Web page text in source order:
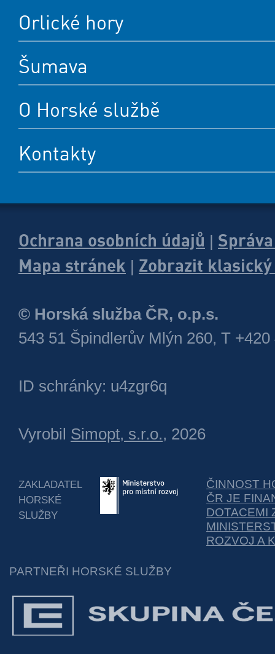
Orlické hory
Šumava
O Horské službě
Kontakty
Ochrana osobních údajů
Mapa stránek
Zobrazit
© Horská služba ČR, o.p.s.
543 51 Špindlerův Mlýn 260, T +420
ID schránky: u4zgr6q
Vyrobil Simopt, s.r.o., 2026
ZAKLADATEL
HORSKÉ
SLUŽBY
ČINNOST
ČR JE
DOTACEMI
ROZVOJ A
PARTNEŘI HORSKÉ SLUŽBY